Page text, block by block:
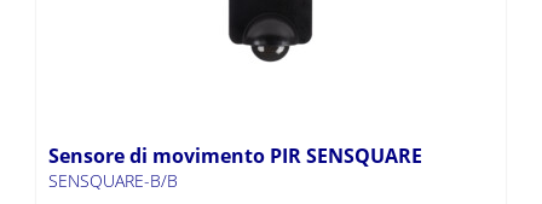
Sensore di movimento PIR SENSQUARE
SENSQUARE-B/B